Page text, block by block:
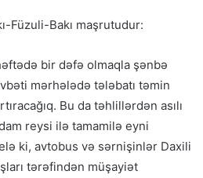
Füzuli-Bakı maşrutudur:
bir dəfə olmaqla şənbə
mərhələdə tələbatı təmin
Bu da təhlillərdən asılı
reysi ilə tamamilə eyni
ki, avtobus və sərnişinlər Daxili
tərəfindən müşayiət